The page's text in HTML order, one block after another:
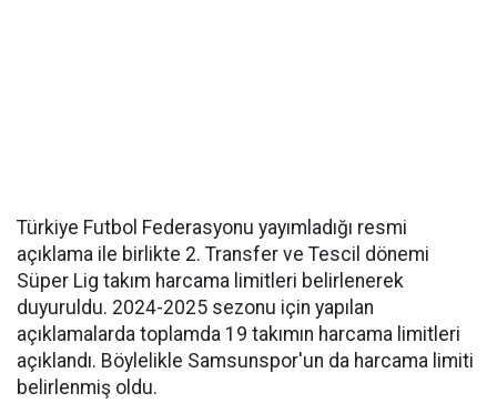
Türkiye Futbol Federasyonu yayımladığı resmi
açıklama ile birlikte 2. Transfer ve Tescil dönemi
Süper Lig takım harcama limitleri belirlenerek
duyuruldu. 2024-2025 sezonu için yapılan
açıklamalarda toplamda 19 takımın harcama limitleri
açıklandı. Böylelikle Samsunspor'un da harcama limiti
belirlenmiş oldu.